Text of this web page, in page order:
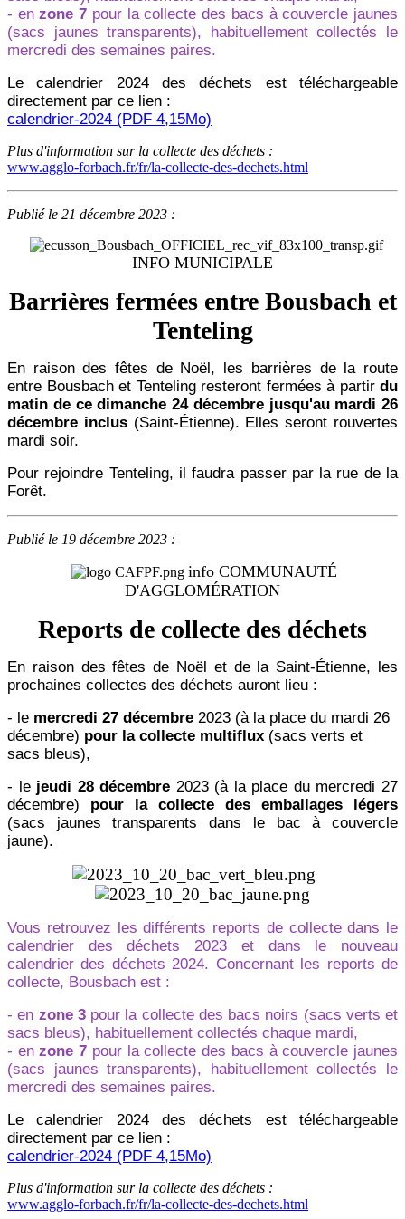
- enzone 7 pour la collecte des bacs à couvercle jaunes
(sacs jaunes transparents), habituellement collectés le
mercredi des semaines paires.
Le calendrier 2024 des déchets est téléchargeable
directement par ce lien :
calendrier-2024 (PDF 4,15Mo)
Plus d'information sur la collecte des déchets :
www.agglo-forbach.fr/fr/la-collecte-des-dechets.html
Publié le 21 décembre 2023 :
INFO MUNICIPALE
Barrières fermées entre Bousbach et
Tenteling
En raison des fêtes de Noël, les barrières de la route
entre Bousbach et Tenteling resteront fermées à partir du
matin de ce dimanche 24 décembre jusqu'au mardi 26
décembre inclus(Saint-Étienne). Elles seront rouvertes
mardi soir.
Pour rejoindre Tenteling, il faudra passer par la rue de la
Forêt.
Publié le 19 décembre 2023 :
info COMMUNAUTÉ
D'AGGLOMÉRATION
Reports de collecte des déchets
En raison des fêtes de Noël et de la Saint-Étienne, les
prochaines collectes des déchets auront lieu :
- le mercredi 27 décembre 2023 (à la place du mardi 26
décembre) pour la collecte multiflux (sacs verts et
sacs bleus),
- le jeudi 28 décembre 2023 (à la place du mercredi 27
décembre) pour la collecte des emballages légers
(sacs jaunes transparents dans le bac à couvercle
jaune).
Vous retrouvez les différents reports de collecte dans le
calendrier des déchets 2023 et dans le nouveau
calendrier des déchets 2024. Concernant les reports de
collecte, Bousbach est :
- en zone 3pour la collecte des bacs noirs (sacs verts et
sacs bleus), habituellement collectés chaque mardi,
- enzone 7 pour la collecte des bacs à couvercle jaunes
(sacs jaunes transparents), habituellement collectés le
mercredi des semaines paires.
Le calendrier 2024 des déchets est téléchargeable
directement par ce lien :
calendrier-2024 (PDF 4,15Mo)
Plus d'information sur la collecte des déchets :
www.agglo-forbach.fr/fr/la-collecte-des-dechets.html